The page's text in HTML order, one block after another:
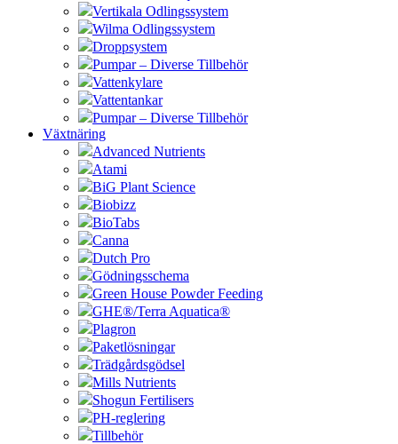
Vertikala Odlingssystem
Wilma Odlingssystem
Droppsystem
Pumpar – Diverse Tillbehör
Vattenkylare
Vattentankar
Pumpar – Diverse Tillbehör
Växtnäring
Advanced Nutrients
Atami
BiG Plant Science
Biobizz
BioTabs
Canna
Dutch Pro
Gödningsschema
Green House Powder Feeding
GHE®/Terra Aquatica®
Plagron
Paketlösningar
Trädgårdsgödsel
Mills Nutrients
Shogun Fertilisers
PH-reglering
Tillbehör